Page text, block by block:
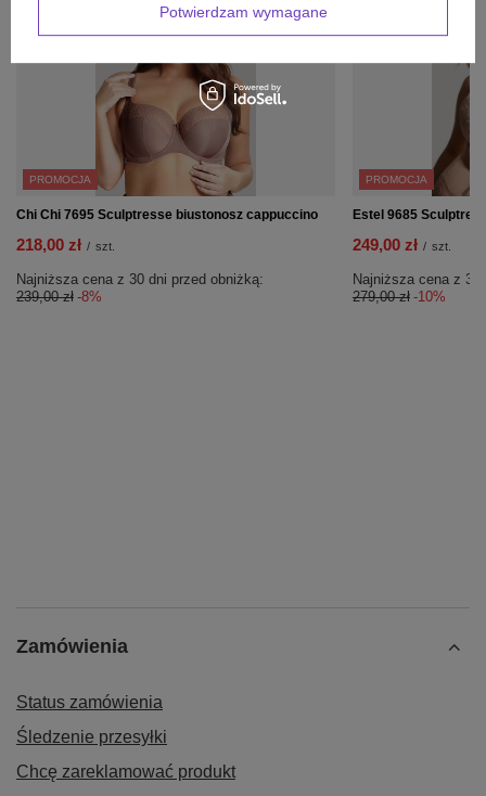
PROMOCJA
Chi Chi 7695 Sculptresse biustonosz cappuccino
218,00 zł / szt.
Najniższa cena z 30 dni przed obniżką:
239,00 zł -8%
PROMOCJA
Estel 9685
249,00 zł / szt.
Najniższa cena z
279,00 zł -10%
Zamówienia
Status zamówienia
Śledzenie przesyłki
Chcę zareklamować produkt
Potwierdzam wymagane